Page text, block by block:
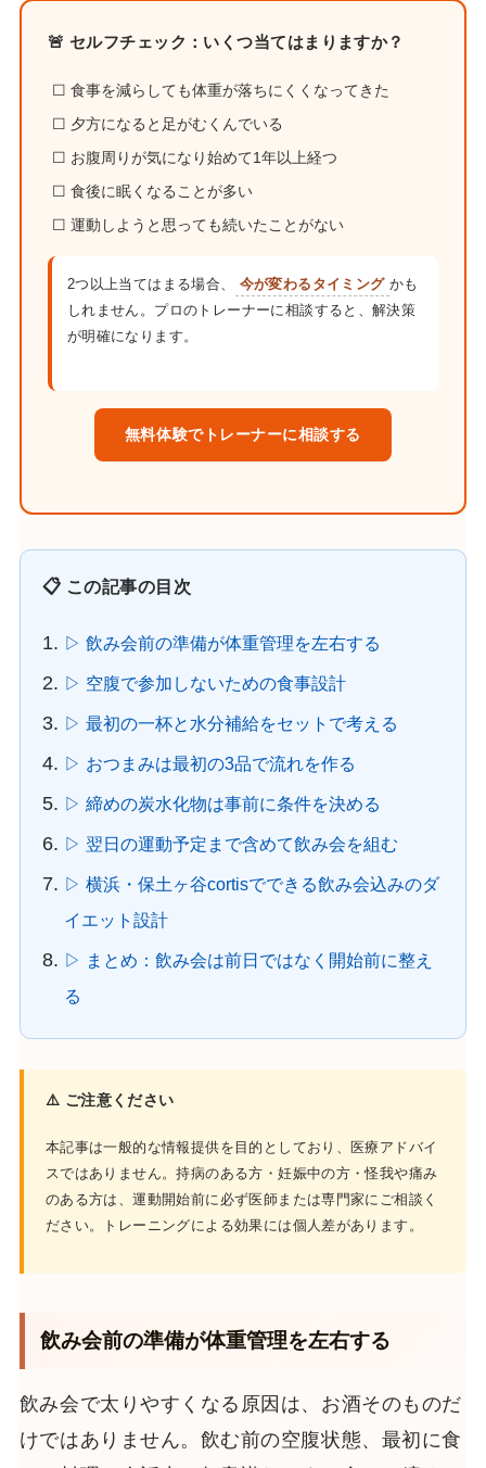
🚨 セルフチェック：いくつ当てはまりますか？
☐ 食事を減らしても体重が落ちにくくなってきた
☐ 夕方になると足がむくんでいる
☐ お腹周りが気になり始めて1年以上経つ
☐ 食後に眠くなることが多い
☐ 運動しようと思っても続いたことがない
2つ以上当てはまる場合、 今が変わるタイミング かも
しれません。プロのトレーナーに相談すると、解決策
が明確になります。
無料体験でトレーナーに相談する
📋 この記事の目次
▷ 飲み会前の準備が体重管理を左右する
▷ 空腹で参加しないための食事設計
▷ 最初の一杯と水分補給をセットで考える
▷ おつまみは最初の3品で流れを作る
▷ 締めの炭水化物は事前に条件を決める
▷ 翌日の運動予定まで含めて飲み会を組む
▷ 横浜・保土ヶ谷cortisでできる飲み会込みのダ
イエット設計
▷ まとめ：飲み会は前日ではなく開始前に整え
る
⚠️ ご注意ください
本記事は一般的な情報提供を目的としており、医療アドバイ
スではありません。持病のある方・妊娠中の方・怪我や痛み
のある方は、運動開始前に必ず医師または専門家にご相談く
ださい。トレーニングによる効果には個人差があります。
飲み会前の準備が体重管理を左右する
飲み会で太りやすくなる原因は、お酒そのものだ
けではありません。飲む前の空腹状態、最初に食